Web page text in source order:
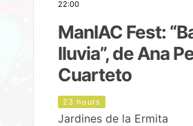
22:00
ManIAC Fest:
lluvia”, de Ana
Cuarteto
23 hours
Jardines de la Ermita